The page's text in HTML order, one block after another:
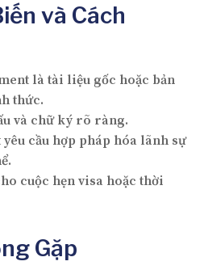
và Cách
là tài liệu gốc hoặc bản
thức.
và chữ ký rõ ràng.
yêu cầu hợp pháp hóa lãnh sự
cuộc hẹn visa hoặc thời
Gặp